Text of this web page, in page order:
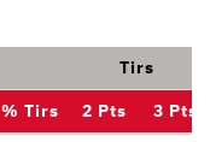
Tirs
% Tirs 2 Pts 3 Pts